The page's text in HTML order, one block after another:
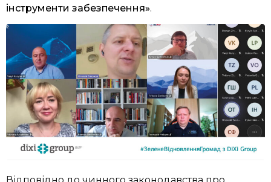
інструменти забезпечення».
Відповідно до чинного законодавства про